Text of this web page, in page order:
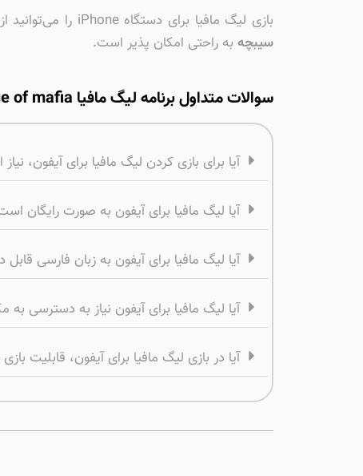
بازی لیگ مافیا برای دستگاه iPhone را می‌توانید از طریق اپلیکیشن
سیبچه به راحتی امکان پذیر است.
سوالات متداول برنامه لیگ مافیا league of mafia برای آیفون
آیا برای بازی کردن لیگ مافیا برای آیفون،
آیا لیگ مافیا برای آیفون به صورت رایگان
آیا لیگ مافیا برای آیفون به زبان فارسی
آیا لیگ مافیا برای آیفون نیاز به دسترسی به
آیا در بازی لیگ مافیا برای آیفون، قابلیت